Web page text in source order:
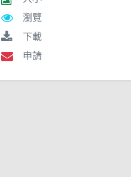
瀏覽
下載
申請